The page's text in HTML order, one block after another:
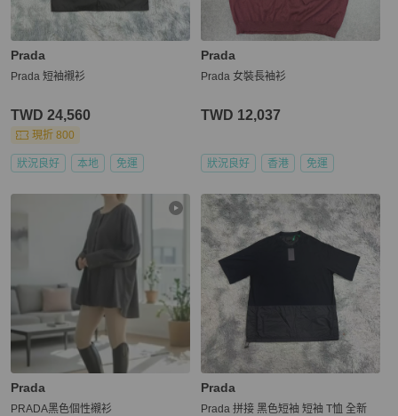
Prada
Prada 短袖襯衫
TWD 24,560
現折 800
狀況良好 本地 免運
Prada
Prada 女裝長袖衫
TWD 12,037
狀況良好 香港 免運
Prada
PRADA黑色個性襯衫
Prada
Prada 拼接 黑色短袖 短袖 T恤 全新